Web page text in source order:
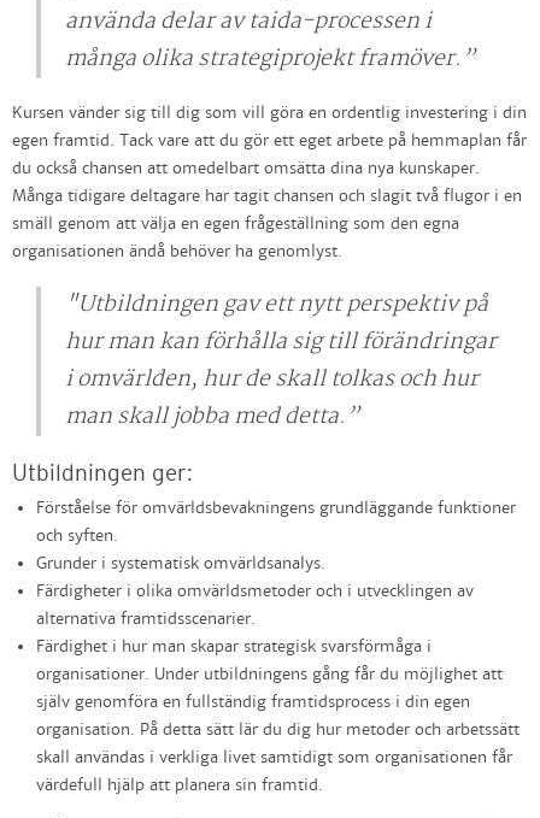
använda delar av taida-processen i
många olika strategiprojekt framöver.”
Kursen vänder sig till dig som vill göra en ordentlig investering i din
egen framtid. Tack vare att du gör ett eget arbete på hemmaplan får
du också chansen att omedelbart omsätta dina nya kunskaper.
Många tidigare deltagare har tagit chansen och slagit två flugor i en
smäll genom att välja en egen frågeställning som den egna
organisationen ändå behöver ha genomlyst.
"Utbildningen gav ett nytt perspektiv på
hur man kan förhålla sig till förändringar
i omvärlden, hur de skall tolkas och hur
man skall jobba med detta.”
Utbildningen ger:
Förståelse för omvärldsbevakningens grundläggande funktioner
och syften.
Grunder i systematisk omvärldsanalys.
Färdigheter i olika omvärldsmetoder och i utvecklingen av
alternativa framtidsscenarier.
Färdighet i hur man skapar strategisk svarsförmåga i
organisationer. Under utbildningens gång får du möjlighet att
själv genomföra en fullständig framtidsprocess i din egen
organisation. På detta sätt lär du dig hur metoder och arbetssätt
skall användas i verkliga livet samtidigt som organisationen får
värdefull hjälp att planera sin framtid.